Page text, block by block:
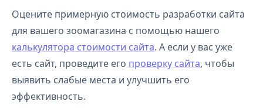
Оцените примерную стоимость разработки сайта
для вашего зоомагазина с помощью нашего
калькулятора стоимости сайта. А если у вас уже
есть сайт, проведите его проверку сайта, чтобы
выявить слабые места и улучшить его
эффективность.